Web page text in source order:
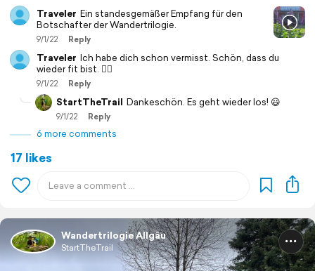
Traveler Ein standesgemäßer Empfang für den
Botschafter der Wandertrilogie.
9/1/22 Reply
Traveler Ich habe dich schon vermisst. Schön, dass du
wieder fit bist. 👍🏻
9/1/22 Reply
StartTheTrail Dankeschön. Es geht wieder los! 😃
9/1/22 Reply
6 more comments
17 likes
Wandertrilogie Allgäu
StartTheTrail